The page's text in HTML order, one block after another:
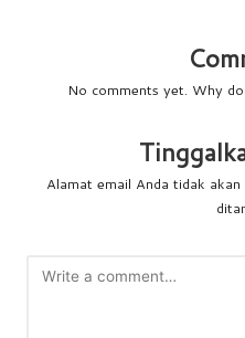
No comments yet. Why
Alamat email Anda tidak akan